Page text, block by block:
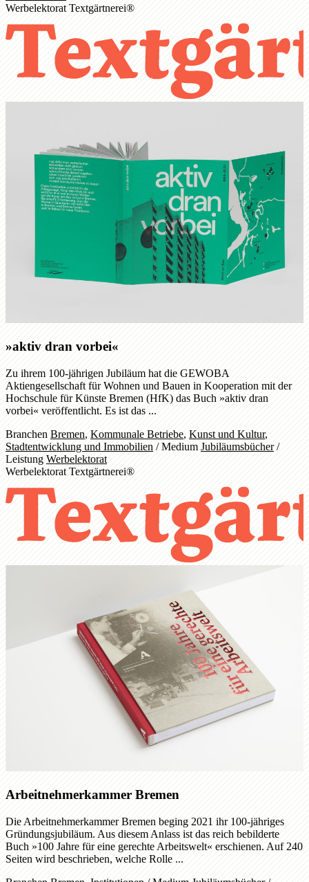
Werbelektorat Textgärtnerei®
»aktiv dran vorbei«
Zu ihrem 100-jährigen Jubiläum hat die GEWOBA
Aktiengesellschaft für Wohnen und Bauen in Kooperation mit der
Hochschule für Künste Bremen (HfK) das Buch »aktiv dran
vorbei« veröffentlicht. Es ist das ...
BranchenBremen,Kommunale Betriebe,Kunst und Kultur,
Stadtentwicklung und Immobilien/MediumJubiläumsbücher/
LeistungWerbelektorat
Werbelektorat Textgärtnerei®
Arbeitnehmerkammer Bremen
Die Arbeitnehmerkammer Bremen beging 2021 ihr 100-jähriges
Gründungsjubiläum. Aus diesem Anlass ist das reich bebilderte
Buch »100 Jahre für eine gerechte Arbeitswelt« erschienen. Auf 240
Seiten wird beschrieben, welche Rolle ...